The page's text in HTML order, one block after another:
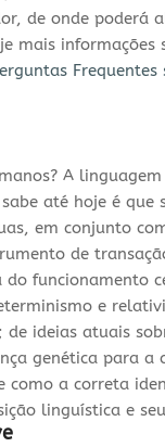
de onde poderá
mais
Frequentes
A
sabe até hoje é
em conjunto
de
do funcionamento
e
de ideias atuais
genética para a
como a correta
linguística e